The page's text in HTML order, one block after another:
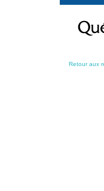
contenu
Retour aux